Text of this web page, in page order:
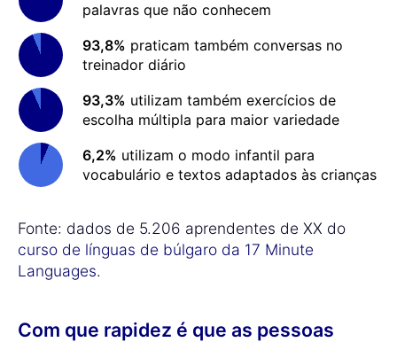
palavras que não conhecem
93,8% praticam também conversas no
treinador diário
93,3% utilizam também exercícios de
escolha múltipla para maior variedade
6,2% utilizam o modo infantil para
vocabulário e textos adaptados às crianças
Fonte: dados de 5.206 aprendentes de XX do
curso de línguas de búlgaro da 17 Minute
Languages.
Com que rapidez é que as pessoas